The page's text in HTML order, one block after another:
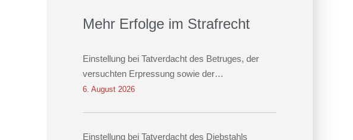
Mehr Erfolge im Strafrecht
Einstellung bei Tatverdacht des Betruges, der
versuchten Erpressung sowie der
Datenveränderung
6. August 2026
Einstellung bei Tatverdacht des Diebstahls